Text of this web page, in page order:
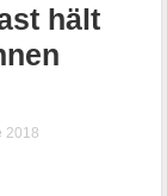
hält
2018